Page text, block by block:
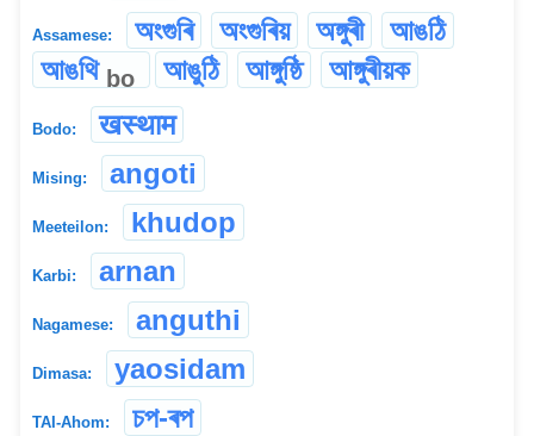
Assamese: অংগুৰি অংগুৰিয় অঙ্গুৰী
আঙঠি
আঙথি bo আঙুঠি আঙ্গুষ্ঠি আঙ্গুৰীয়ক
Bodo: खस्थाम
Mising: angoti
Meeteilon: khudop
Karbi: arnan
Nagamese: anguthi
Dimasa: yaosidam
TAI-Ahom: চপ-ৰপ